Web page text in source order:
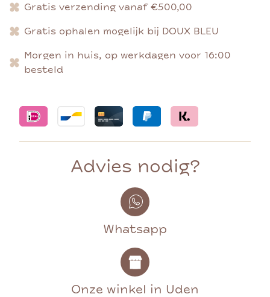
Gratis verzending vanaf €500,00
Gratis ophalen mogelijk bij DOUX BLEU
Morgen in huis, op werkdagen voor 16:00
besteld
Advies nodig?
Whatsapp
Onze winkel in Uden